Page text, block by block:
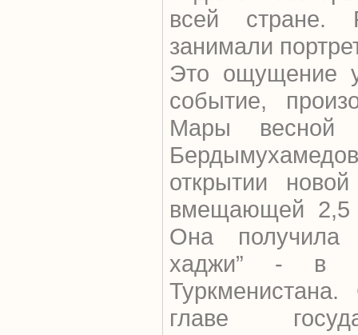
всей стране.
занимали
Это ощущение
событие,
Мары весной
открытии
вмещающей 2,5
Она получила
хаджи” - в
главе